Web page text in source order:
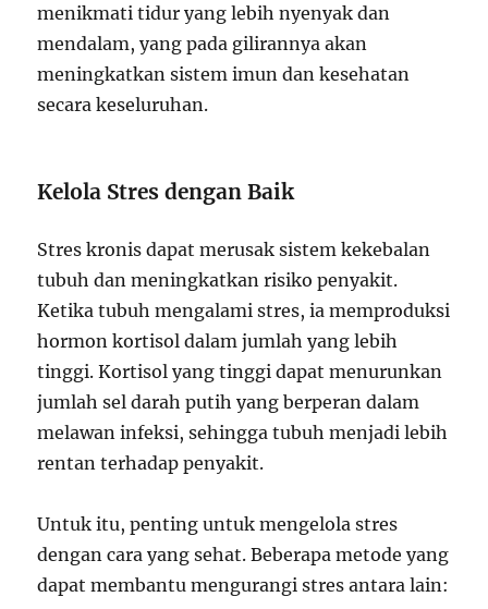
menikmati tidur yang lebih nyenyak dan
mendalam, yang pada gilirannya akan
meningkatkan sistem imun dan kesehatan
secara keseluruhan.
Kelola Stres dengan Baik
Stres kronis dapat merusak sistem kekebalan
tubuh dan meningkatkan risiko penyakit.
Ketika tubuh mengalami stres, ia memproduksi
hormon kortisol dalam jumlah yang lebih
tinggi. Kortisol yang tinggi dapat menurunkan
jumlah sel darah putih yang berperan dalam
melawan infeksi, sehingga tubuh menjadi lebih
rentan terhadap penyakit.
Untuk itu, penting untuk mengelola stres
dengan cara yang sehat. Beberapa metode yang
dapat membantu mengurangi stres antara lain: